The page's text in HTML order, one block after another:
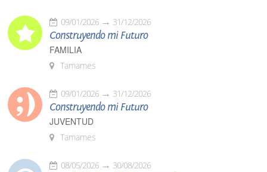
09/01/2026 31/12/2026
Construyendo mi Futuro
FAMILIA
Tamames
09/01/2026 31/12/2026
Construyendo mi Futuro
JUVENTUD
Tamames
08/05/2026 30/08/2026